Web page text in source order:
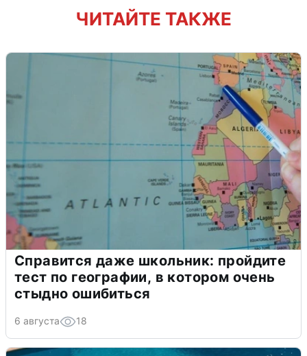
ЧИТАЙТЕ ТАКЖЕ
Справится даже школьник: пройдите
тест по географии, в котором очень
стыдно ошибиться
6 августа 18